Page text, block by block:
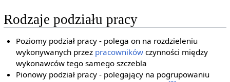
Rodzaje podziału pracy
Poziomy podział pracy - polega on na rozdzieleniu
wykonywanych przez pracowników czynności między
wykonawców tego samego szczebla
Pionowy podział pracy - polegający na pogrupowaniu